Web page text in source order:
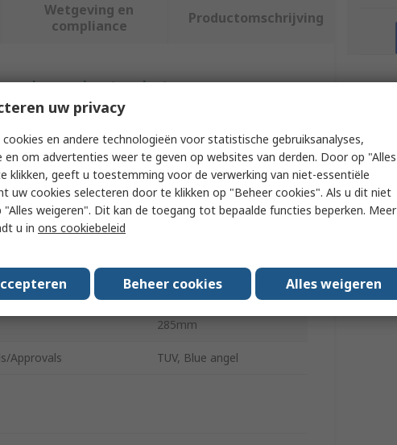
Wetgeving en
compliance
Productomschrijving
kenmerken te selecteren.
Durable
Yellow
Plastic
285mm
Approvals TUV, Blue angel
uw privacy
cookies en andere technologieën voor statistische gebruiksanalyses,
en om advertenties weer te geven op websites van derden. Door op "Alles
klikken, geeft u toestemming voor de verwerking van niet-essentiële
uw cookies selecteren door te klikken op "Beheer cookies". Als u dit niet
weigeren". Dit kan de toegang tot bepaalde functies beperken. Meer
u in ons cookiebeleid
Beheer cookies Alles weigeren